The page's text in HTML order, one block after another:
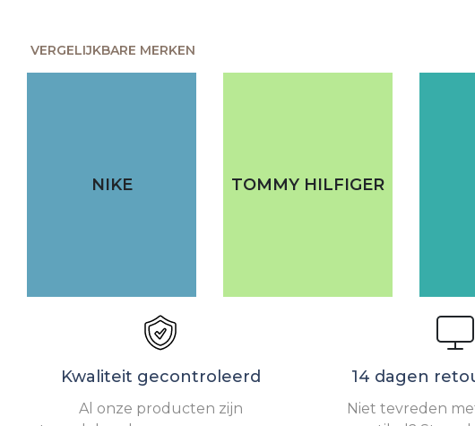
VERGELIJKBARE MERKEN
NIKE TOMMY HILFIGER
Kwaliteit gecontroleerd
Al onze producten zijn
14 dagen
Niet tevreden